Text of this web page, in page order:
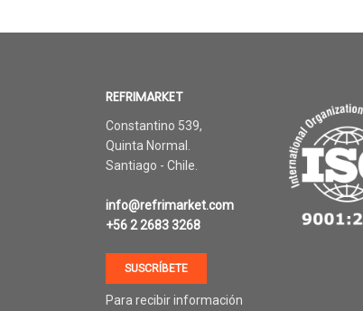
REFRIMARKET
Constantino 539,
Quinta Normal.
Santiago - Chile.
info@refrimarket.com
+56 2 2683 3268
SUSCRÍBETE
Para recibir información